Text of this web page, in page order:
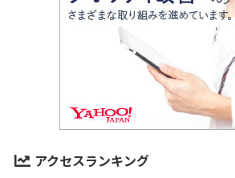
アクセスランキング